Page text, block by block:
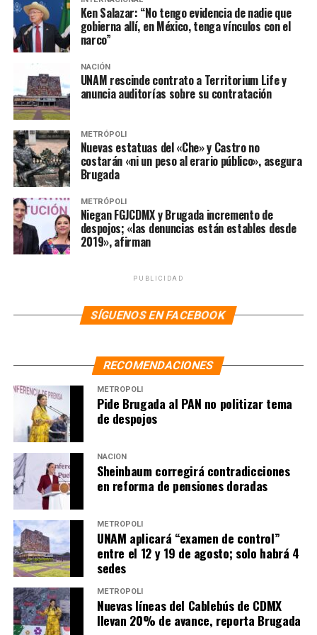
hasta el momento solo se hizo mención de los vehículos
mencionados. Raymundo Collins hasta el momento
continúa desaparecido y es acusado por presuntamente
cometer los delitos contra el medio ambiente y el uso
ilegal de atribuciones.
El exfuncionario ocupó la dirección del INVI en el año
2012 nombrado así por el entonces gobernador de la
Ciudad de México Miguel Ángel Mancera. Tras la
renuncia del perredista, Collins fungió como titular de
la Secretaría de Seguridad Pública durante cinco meses
hasta que culminó el sexenio anterior.
La actual jefa de Gobierno, Claudia Sheinbaum,
mencionó a inicios de este año que el exfuncionario usó
reconstrucción de las viviendas afectadas durante el
aprehensión fue liberada en diciembre de 2019 por lo
NOTAS RELACIONADAS:
ASEGURAN VEHÍCULOS
SIGUIENTE
Muere Arturo Lona Reyes, el «obispo de los pobres», por
Covid-19
NO TE PIERDAS
Critican a Omar Fayad por promocionar «productos
milagro» en atención de Covid-19
Ken Salazar: “No tengo evidencia de nadie que
gobierna allí, en México, tenga vínculos con el
narco”
NACIÓN
UNAM rescinde contrato a Territorium Life y
anuncia auditorías sobre su contratación
METRÓPOLI
Nuevas estatuas del «Che» y Castro no
costarán «ni un peso al erario público», asegura
Brugada
METRÓPOLI
Niegan FGJCDMX y Brugada incremento de
despojos; «las denuncias están estables desde
2019», afirman
PUBLICIDAD
SÍGUENOS EN FACEBOOK
RECOMENDACIONES
METRÓPOLI
Pide Brugada al PAN no politizar tema
de despojos
NACIÓN
Sheinbaum corregirá contradicciones
en reforma de pensiones doradas
METRÓPOLI
UNAM aplicará “examen de control”
entre el 12 y 19 de agosto; solo habrá 4
sedes
METRÓPOLI
Nuevas líneas del Cablebús de CDMX
llevan 20% de avance, reporta Brugada